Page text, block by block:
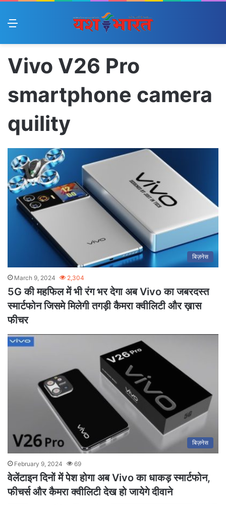
Menu
Vivo V26 Pro
smartphone camera
quility
बिज़नेस
March 9, 2024 2,304
5G की महफिल में भी रंग भर देगा अब Vivo का जबरदस्त
स्मार्टफोन जिसमे मिलेगी तगड़ी कैमरा क्वीलिटी और ख़ास
फीचर
बिज़नेस
February 9, 2024 69
वेलेंटाइन दिनों में पेश होगा अब Vivo का धाकड़ स्मार्टफोन,
फीचर्स और कैमरा क्वीलिटी देख हो जायेगे दीवाने